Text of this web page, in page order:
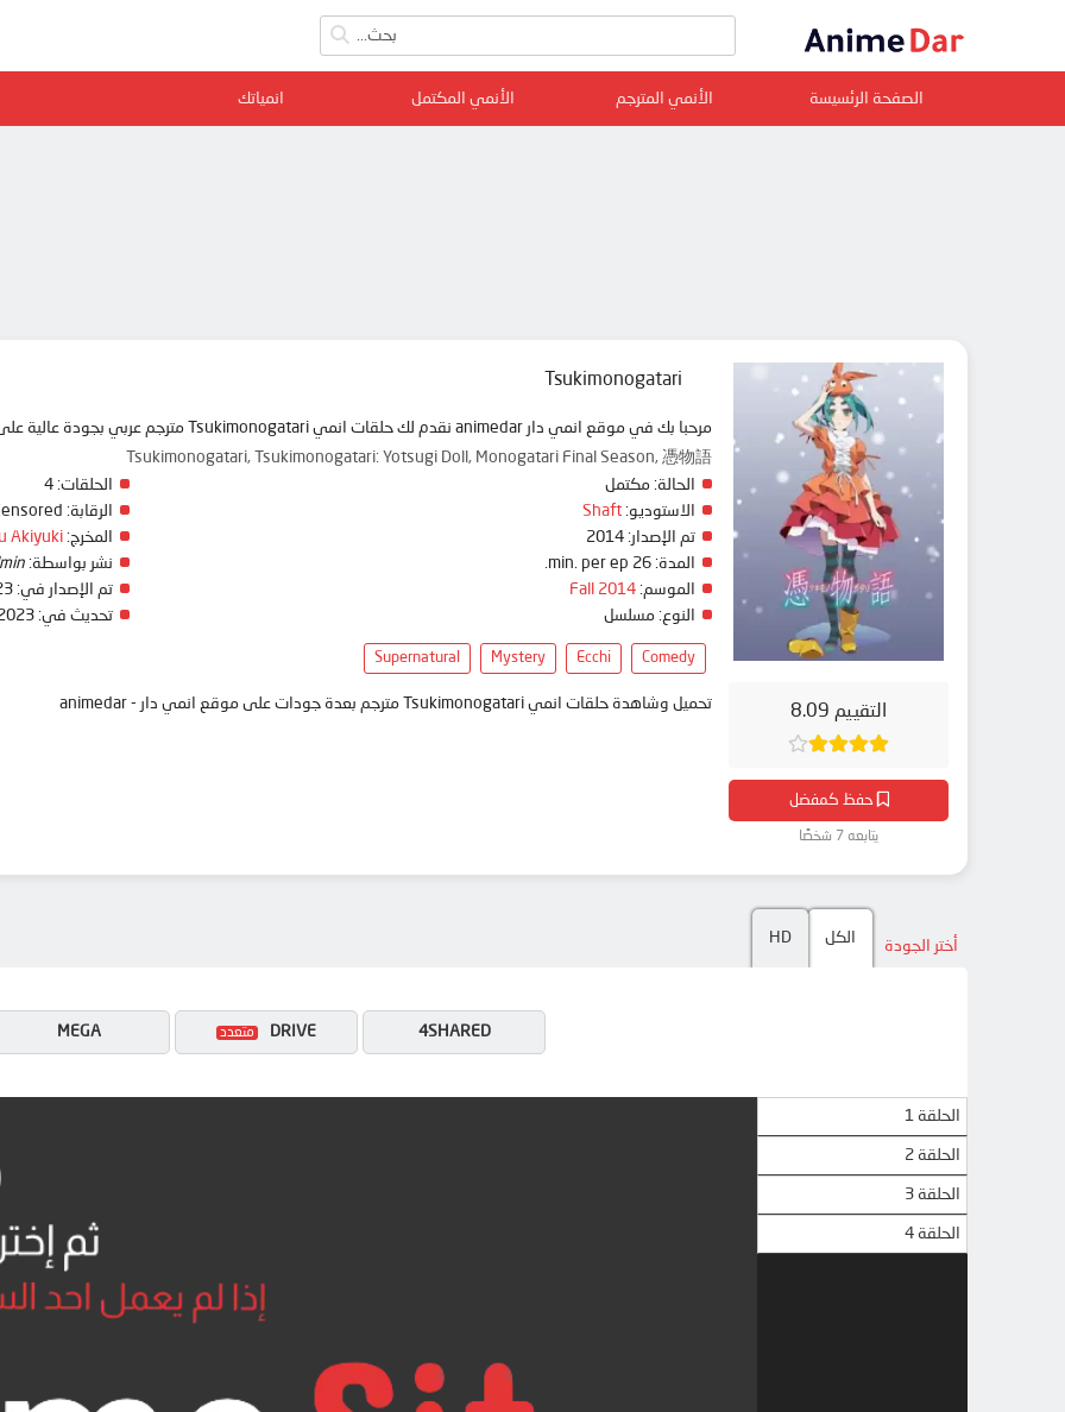
الصفحة الرئسيسة الأنمي المترجم الأنمي المكتمل انمياتك
التقييم 8.09
حفظ كمفضل
يتابعه 7 شخصًا
Tsukimonogatari
مرحبا بك في موقع انمي دار animedar نقدم لك حلقات انمي Tsukimonogatari مترجم عربي بجودة عالية على سرفرات متعددة, مشاهدة ممتعة
Tsukimonogatari, Tsukimonogatari: Yotsugi Doll, Monogatari Final Season, 憑物語
الحالة: مكتمل
الاستوديو: Shaft
تم الإصدار:
المدة:
الموسم: Fall 2014
النوع: مسلسل
الحلقات:
الرقابة:
المخرج: Akiyuki
نشر بواسطة:
تم الإصدار في:
تحديث في:
Comedy
Ecchi
Mystery
Supernatural
تحميل وشاهدة حلقات انمي Tsukimonogatari مترجم بعدة جودات على موقع انمي دار - animedar
أختر الجودة الكل HD
MEGA 4SHARED
DRIVE
الحلقة 1
الحلقة 2
الحلقة 3
الحلقة 4